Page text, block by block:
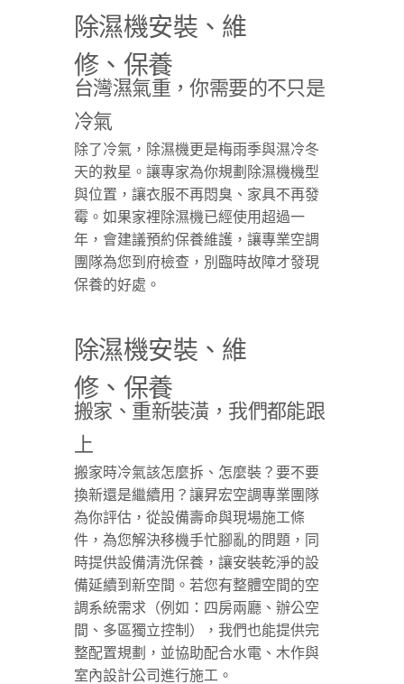
除濕機安裝、維
修、保養
台灣濕氣重，你需要的不只是
冷氣
除了冷氣，除濕機更是梅雨季與濕冷冬
天的救星。讓專家為你規劃除濕機機型
與位置，讓衣服不再悶臭、家具不再發
霉。如果家裡除濕機已經使用超過一
年，會建議預約保養維護，讓專業空調
團隊為您到府檢查，別臨時故障才發現
保養的好處。
除濕機安裝、維
修、保養
搬家、重新裝潢，我們都能跟
上
搬家時冷氣該怎麼拆、怎麼裝？要不要
換新還是繼續用？讓昇宏空調專業團隊
為你評估，從設備壽命與現場施工條
件，為您解決移機手忙腳亂的問題，同
時提供設備清洗保養，讓安裝乾淨的設
備延續到新空間。若您有整體空間的空
調系統需求（例如：四房兩廳、辦公空
間、多區獨立控制），我們也能提供完
整配置規劃，並協助配合水電、木作與
室內設計公司進行施工。